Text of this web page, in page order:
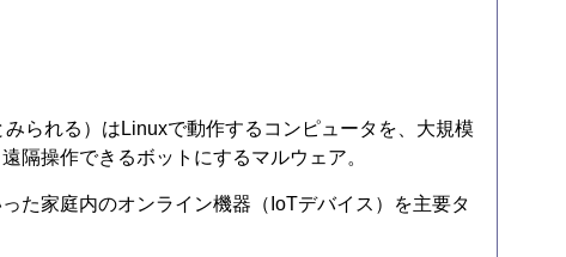
られる）はLinuxで動作するコンピュータを、大規模
隔操作できるボットにするマルウェア。
た家庭内のオンライン機器（IoTデバイス）を主要タ